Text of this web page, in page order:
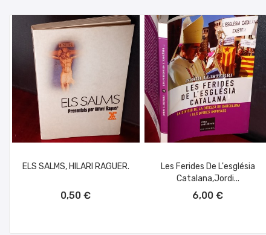
ELS SALMS, HILARI RAGUER.
0,50 €
Les Ferides De L'església
Catalana,Jordi...
6,00 €